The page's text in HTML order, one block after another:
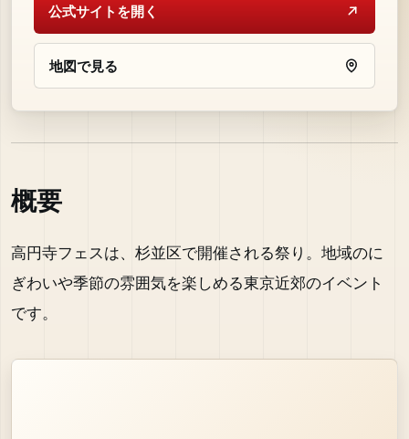
公式サイトを開く
地図で見る
概要
高円寺フェスは、杉並区で開催される祭り。地域のに
ぎわいや季節の雰囲気を楽しめる東京近郊のイベント
です。